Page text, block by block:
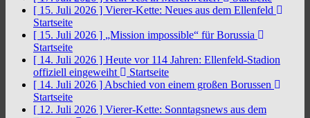
[ 15. Juli 2026 ] Vierer-Kette: Neues aus dem Ellenfeld
Startseite
[ 15. Juli 2026 ] „Mission impossible“ für Borussia
Startseite
[ 14. Juli 2026 ] Heute vor 114 Jahren: Ellenfeld-Stadion
offiziell eingeweiht
Startseite
[ 14. Juli 2026 ] Abschied von einem großen Borussen
Startseite
[ 12. Juli 2026 ] Vierer-Kette: Sonntagsnews aus dem